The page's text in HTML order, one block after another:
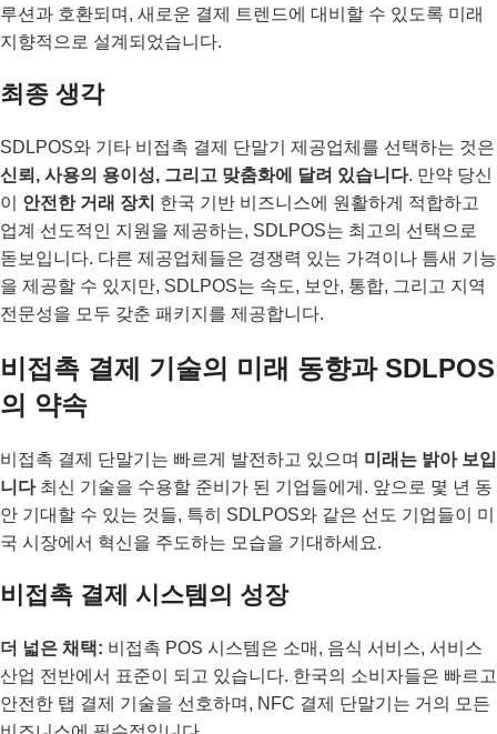
루션과 호환되며, 새로운 결제 트렌드에 대비할 수 있도록 미래
지향적으로 설계되었습니다.
최종 생각
SDLPOS와 기타 비접촉 결제 단말기 제공업체를 선택하는 것은
신뢰, 사용의 용이성, 그리고 맞춤화에 달려 있습니다. 만약 당신
이 안전한 거래 장치 한국 기반 비즈니스에 원활하게 적합하고
업계 선도적인 지원을 제공하는, SDLPOS는 최고의 선택으로
돋보입니다. 다른 제공업체들은 경쟁력 있는 가격이나 틈새 기능
을 제공할 수 있지만, SDLPOS는 속도, 보안, 통합, 그리고 지역
전문성을 모두 갖춘 패키지를 제공합니다.
비접촉 결제 기술의 미래 동향과 SDLPOS
의 약속
비접촉 결제 단말기는 빠르게 발전하고 있으며 미래는 밝아 보입
니다최신 기술을 수용할 준비가 된 기업들에게. 앞으로 몇 년 동
안 기대할 수 있는 것들, 특히 SDLPOS와 같은 선도 기업들이 미
국 시장에서 혁신을 주도하는 모습을 기대하세요.
비접촉 결제 시스템의 성장
더 넓은 채택: 비접촉 POS 시스템은 소매, 음식 서비스, 서비스
산업 전반에서 표준이 되고 있습니다. 한국의 소비자들은 빠르고
안전한 탭 결제 기술을 선호하며, NFC 결제 단말기는 거의 모든